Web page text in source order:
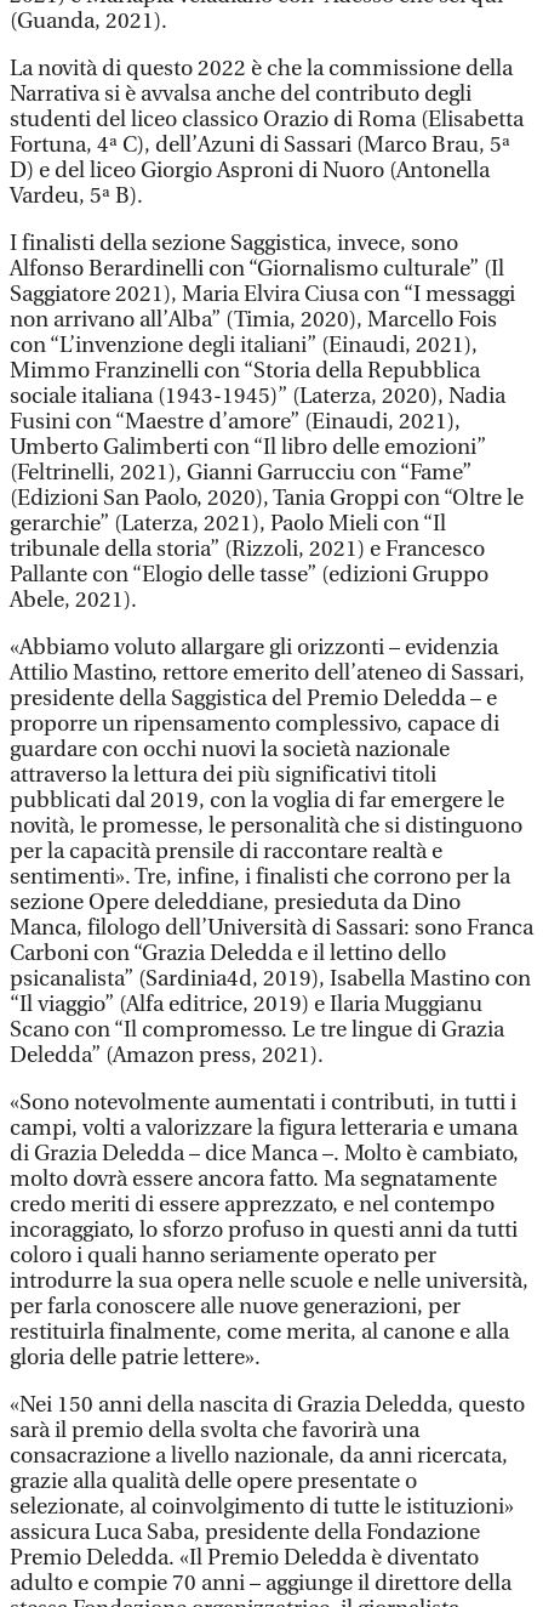
(Guanda, 2021).
La novità di questo 2022 è che la commissione della
Narrativa si è avvalsa anche del contributo degli
studenti del liceo classico Orazio di Roma (Elisabetta
Fortuna, 4ª C), dell’Azuni di Sassari (Marco Brau, 5ª
D) e del liceo Giorgio Asproni di Nuoro (Antonella
Vardeu, 5ª B).
I finalisti della sezione Saggistica, invece, sono
Alfonso Berardinelli con “Giornalismo culturale” (Il
Saggiatore 2021), Maria Elvira Ciusa con “I messaggi
non arrivano all’Alba” (Timia, 2020), Marcello Fois
con “L’invenzione degli italiani” (Einaudi, 2021),
Mimmo Franzinelli con “Storia della Repubblica
sociale italiana (1943-1945)” (Laterza, 2020), Nadia
Fusini con “Maestre d’amore” (Einaudi, 2021),
Umberto Galimberti con “Il libro delle emozioni”
(Feltrinelli, 2021), Gianni Garrucciu con “Fame”
(Edizioni San Paolo, 2020), Tania Groppi con “Oltre le
gerarchie” (Laterza, 2021), Paolo Mieli con “Il
tribunale della storia” (Rizzoli, 2021) e Francesco
Pallante con “Elogio delle tasse” (edizioni Gruppo
Abele, 2021).
«Abbiamo voluto allargare gli orizzonti – evidenzia
Attilio Mastino, rettore emerito dell’ateneo di Sassari,
presidente della Saggistica del Premio Deledda – e
proporre un ripensamento complessivo, capace di
guardare con occhi nuovi la società nazionale
attraverso la lettura dei più significativi titoli
pubblicati dal 2019, con la voglia di far emergere le
novità, le promesse, le personalità che si distinguono
per la capacità prensile di raccontare realtà e
sentimenti». Tre, infine, i finalisti che corrono per la
sezione Opere deleddiane, presieduta da Dino
Manca, filologo dell’Università di Sassari: sono Franca
Carboni con “Grazia Deledda e il lettino dello
psicanalista” (Sardinia4d, 2019), Isabella Mastino con
“Il viaggio” (Alfa editrice, 2019) e Ilaria Muggianu
Scano con “Il compromesso. Le tre lingue di Grazia
Deledda” (Amazon press, 2021).
«Sono notevolmente aumentati i contributi, in tutti i
campi, volti a valorizzare la figura letteraria e umana
di Grazia Deledda – dice Manca –. Molto è cambiato,
molto dovrà essere ancora fatto. Ma segnatamente
credo meriti di essere apprezzato, e nel contempo
incoraggiato, lo sforzo profuso in questi anni da tutti
coloro i quali hanno seriamente operato per
introdurre la sua opera nelle scuole e nelle università,
per farla conoscere alle nuove generazioni, per
restituirla finalmente, come merita, al canone e alla
gloria delle patrie lettere».
«Nei 150 anni della nascita di Grazia Deledda, questo
sarà il premio della svolta che favorirà una
consacrazione a livello nazionale, da anni ricercata,
grazie alla qualità delle opere presentate o
selezionate, al coinvolgimento di tutte le istituzioni»
assicura Luca Saba, presidente della Fondazione
Premio Deledda. «Il Premio Deledda è diventato
adulto e compie 70 anni – aggiunge il direttore della